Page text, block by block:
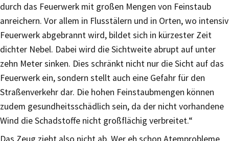
durch das Feuerwerk mit großen Mengen von Feinstaub
anreichern. Vor allem in Flusstälern und in Orten, wo intensiv
Feuerwerk abgebrannt wird, bildet sich in kürzester Zeit
dichter Nebel. Dabei wird die Sichtweite abrupt auf unter
zehn Meter sinken. Dies schränkt nicht nur die Sicht auf das
Feuerwerk ein, sondern stellt auch eine Gefahr für den
Straßenverkehr dar. Die hohen Feinstaubmengen können
zudem gesundheitsschädlich sein, da der nicht vorhandene
Wind die Schadstoffe nicht großflächig verbreitet.“
Das Zeug zieht also nicht ab. Wer eh schon Atemprobleme